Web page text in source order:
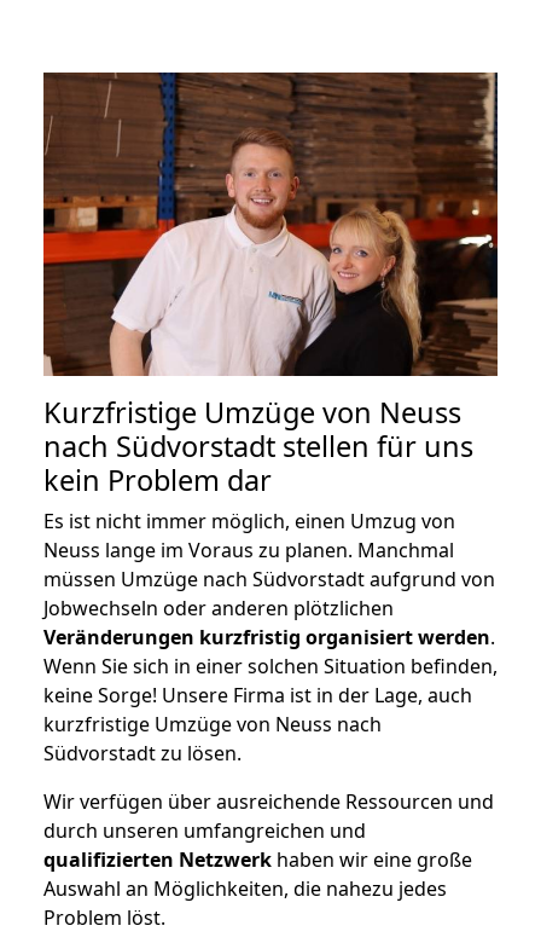
Kurzfristige Umzüge von Neuss
nach Südvorstadt stellen für uns
kein Problem dar
Es ist nicht immer möglich, einen Umzug von
Neuss lange im Voraus zu planen. Manchmal
müssen Umzüge nach Südvorstadt aufgrund von
Jobwechseln oder anderen plötzlichen
Veränderungen kurzfristig organisiert werden.
Wenn Sie sich in einer solchen Situation befinden,
keine Sorge! Unsere Firma ist in der Lage, auch
kurzfristige Umzüge von Neuss nach
Südvorstadt zu lösen.
Wir verfügen über ausreichende Ressourcen und
durch unseren umfangreichen und
qualifizierten Netzwerk haben wir eine große
Auswahl an Möglichkeiten, die nahezu jedes
Problem löst.